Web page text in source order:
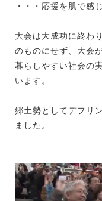
・・・応援を肌で感
大会は大成功に終わ
のものにせず、大会
暮らしやすい社会の
います。
郷土勢としてデフリ
ました。